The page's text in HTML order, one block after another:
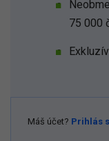
75 000
Máš účet? Prihlás